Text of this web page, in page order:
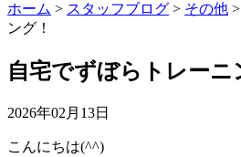
ホーム > スタッフブログ > その他 >
ング！
自宅でずぼらトレーニ
2026年02月13日
こんにちは(^^)